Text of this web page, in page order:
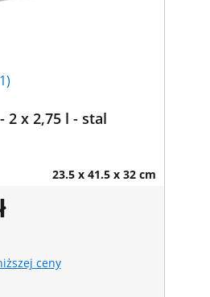
2 x 2,75 l - stal
23.5 x 41.5 x 32 cm
ceny